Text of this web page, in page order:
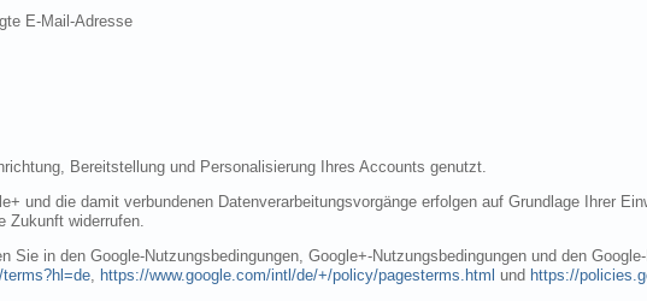
E-Mail-Adresse
Bereitstellung und Personalisierung Ihres Accounts genutzt.
und die damit verbundenen Datenverarbeitungsvorgänge erfolgen auf Grundlage Ihrer
Zukunft widerrufen.
Sie in den Google-Nutzungsbedingungen, Google+-Nutzungsbedingungen und den
, https://www.google.com/intl/de/+/policy/pagesterms.html und https://